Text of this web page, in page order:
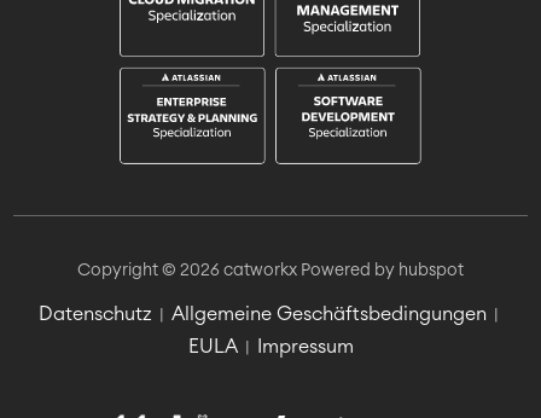
Copyright © 2026 catworkx Powered by hubspot
Datenschutz Allgemeine Geschäftsbedingungen
EULA| Impressum